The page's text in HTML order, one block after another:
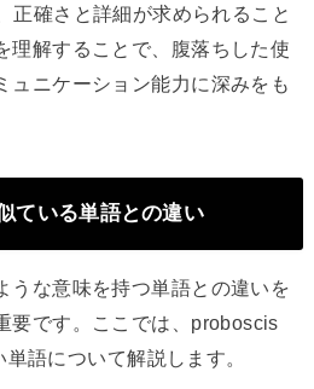
正確さと詳細が求められること
理解することで、腹落ちした使
ュニケーション能力に深みをも
いる単語との違い
うな意味を持つ単語との違いを
要です。ここでは、proboscis
語について解説します。